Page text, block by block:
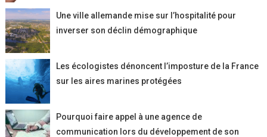
Une ville allemande mise sur l’hospitalité pour
inverser son déclin démographique
Les écologistes dénoncent l’imposture de la France
sur les aires marines protégées
Pourquoi faire appel à une agence de
communication lors du développement de son